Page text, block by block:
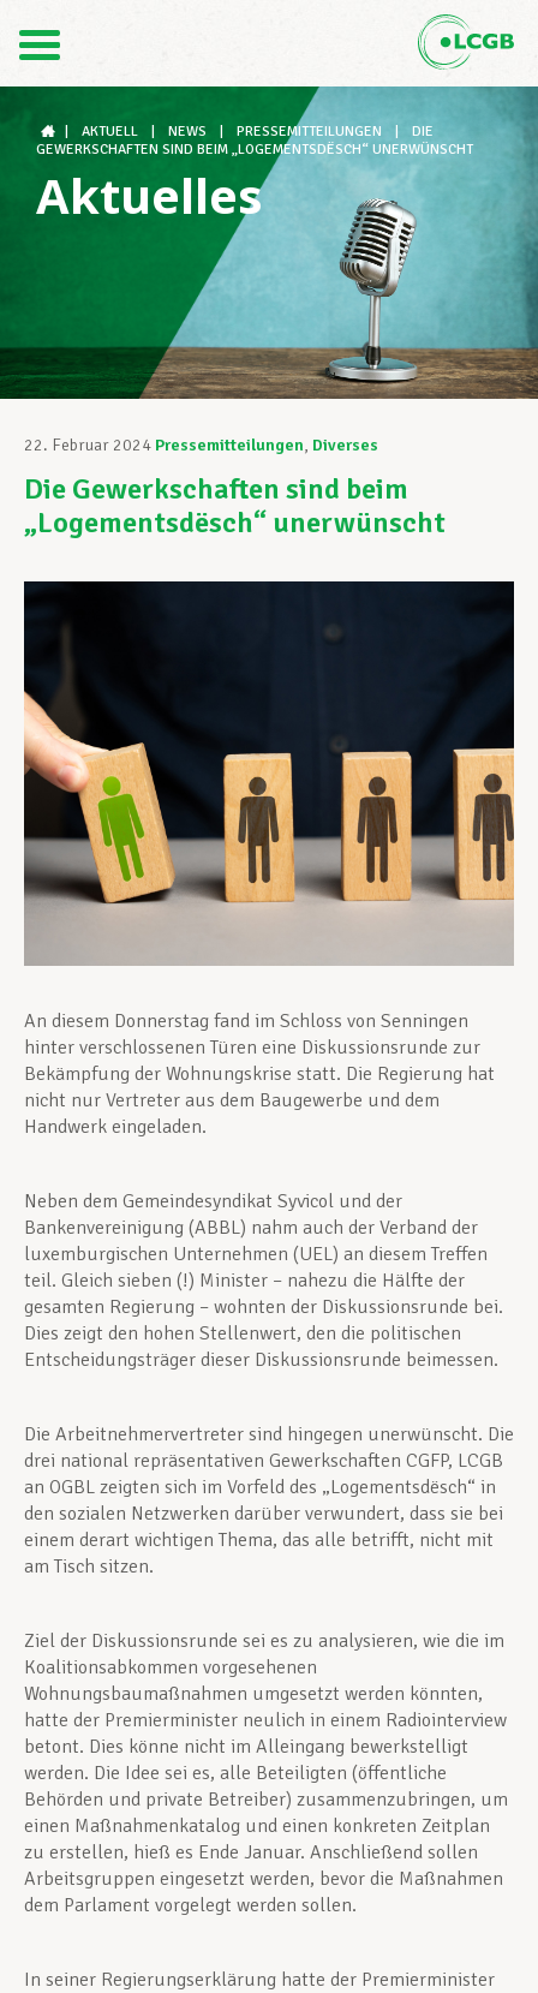
FR
Der LCGB
Gewerkschaftsstrukturen
Unterstützung im Arbeitsalltag
Ihre Rechte
Mitglied werden
Aktuell
AKTUELL NEWS PRESSEMITTEILUNGEN
DIE
GEWERKSCHAFTEN SIND BEIM „LOGEMENTSDËSCH“ UNERWÜNSCHT
Aktuelles
22. Februar 2024 Pressemitteilungen, Diverses
Die Gewerkschaften sind beim
„Logementsdësch“ unerwünscht
An diesem Donnerstag fand im Schloss von Senningen
hinter verschlossenen Türen eine Diskussionsrunde zur
Bekämpfung der Wohnungskrise statt. Die Regierung hat
nicht nur Vertreter aus dem Baugewerbe und dem
Handwerk eingeladen.
Neben dem Gemeindesyndikat Syvicol und der
Bankenvereinigung (ABBL) nahm auch der Verband der
luxemburgischen Unternehmen (UEL) an diesem Treffen
teil. Gleich sieben (!) Minister – nahezu die Hälfte der
gesamten Regierung – wohnten der Diskussionsrunde bei.
Dies zeigt den hohen Stellenwert, den die politischen
Entscheidungsträger dieser Diskussionsrunde beimessen.
Die Arbeitnehmervertreter sind hingegen unerwünscht. Die
drei national repräsentativen Gewerkschaften CGFP, LCGB
an OGBL zeigten sich im Vorfeld des „Logementsdësch“ in
den sozialen Netzwerken darüber verwundert, dass sie bei
einem derart wichtigen Thema, das alle betrifft, nicht mit
am Tisch sitzen.
Ziel der Diskussionsrunde sei es zu analysieren, wie die im
Koalitionsabkommen vorgesehenen
Wohnungsbaumaßnahmen umgesetzt werden könnten,
hatte der Premierminister neulich in einem Radiointerview
betont. Dies könne nicht im Alleingang bewerkstelligt
werden. Die Idee sei es, alle Beteiligten (öffentliche
Behörden und private Betreiber) zusammenzubringen, um
einen Maßnahmenkatalog und einen konkreten Zeitplan
zu erstellen, hieß es Ende Januar. Anschließend sollen
Arbeitsgruppen eingesetzt werden, bevor die Maßnahmen
dem Parlament vorgelegt werden sollen.
In seiner Regierungserklärung hatte der Premierminister